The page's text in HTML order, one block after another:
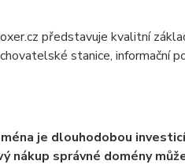
představuje kvalitní
stanice, informační
je dlouhodobou
nákup správné domény